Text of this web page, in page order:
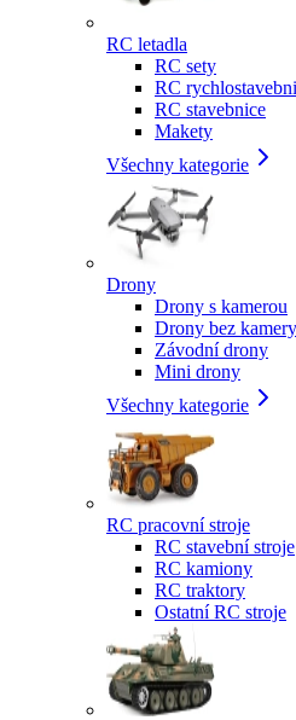
RC letadla
RC sety
RC
RC stavebnice
Makety
Všechny kategorie
Drony
Drony s kamerou
Drony bez kamery
Závodní drony
Mini drony
Všechny kategorie
RC pracovní stroje
RC stavební stroje
RC kamiony
RC traktory
Ostatní RC stroje